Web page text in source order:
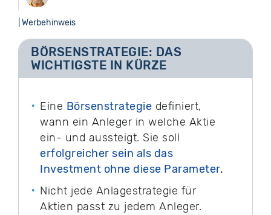
| Werbehinweis
BÖRSENSTRATEGIE: DAS
WICHTIGSTE IN KÜRZE
Eine Börsenstrategie definiert,
wann ein Anleger in welche Aktie
ein- und aussteigt. Sie soll
erfolgreicher sein als das
Investment ohne diese Parameter.
Nicht jede Anlagestrategie für
Aktien passt zu jedem Anleger.